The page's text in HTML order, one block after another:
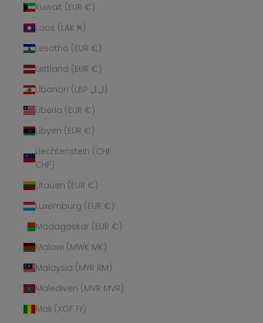
Kuwait (EUR €)
Laos (LAK ₭)
Lesotho (EUR €)
Lettland (EUR €)
Libanon (LBP ل.ل)
Liberia (EUR €)
Libyen (EUR €)
Liechtenstein (CHF
CHF)
Litauen (EUR €)
Luxemburg (EUR €)
Madagaskar (EUR €)
Malawi (MWK MK)
Malaysia (MYR RM)
Malediven (MVR MVR)
Mali (XOF Fr)